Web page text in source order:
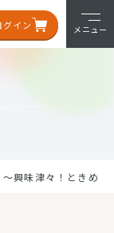
イン メニュー
～興味津々！ときめ